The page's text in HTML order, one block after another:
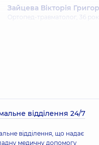
Зайцева Вікторія
Ортопед-травматолог, 36
Кірейко Віктор Петрович
відділення 24/7
відділення, що надає
медичну допомогу